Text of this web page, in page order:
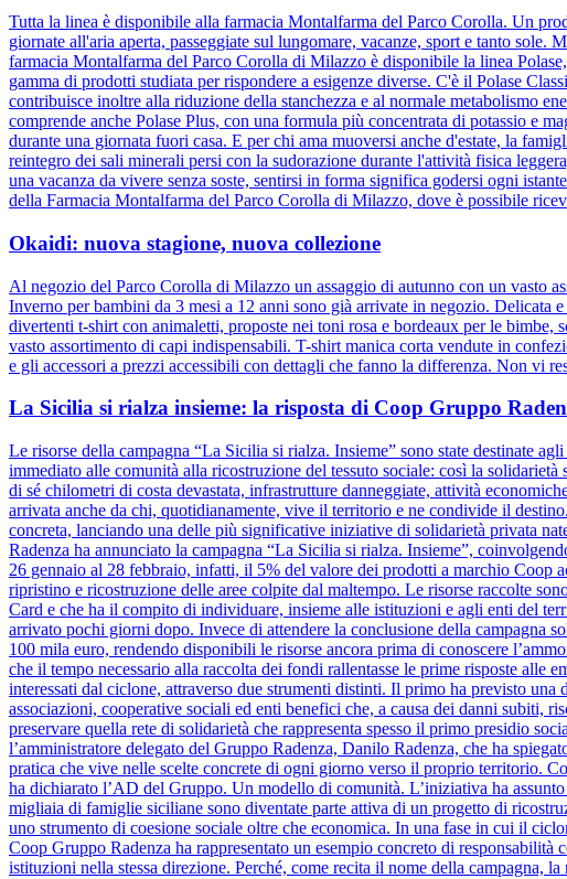
Tutta la linea è disponibile alla farmacia Montalfarma del Parco Corolla. Un
giornate all'aria aperta, passeggiate sul lungomare, vacanze, sport e tanto
farmacia Montalfarma del Parco Corolla di Milazzo è disponibile la linea
gamma di prodotti studiata per rispondere a esigenze diverse. C'è il Polase
contribuisce inoltre alla riduzione della stanchezza e al normale metabolismo
comprende anche Polase Plus, con una formula più concentrata di potassio e
durante una giornata fuori casa. E per chi ama muoversi anche d'estate, la
reintegro dei sali minerali persi con la sudorazione durante l'attività fisica
una vacanza da vivere senza soste, sentirsi in forma significa godersi ogni
della Farmacia Montalfarma del Parco Corolla di Milazzo, dove è possibile
Okaidi: nuova stagione, nuova collezione
Al negozio del Parco Corolla di Milazzo un assaggio di autunno con un vasto
Inverno per bambini da 3 mesi a 12 anni sono già arrivate in negozio.
divertenti t-shirt con animaletti, proposte nei toni rosa e bordeaux per le
vasto assortimento di capi indispensabili. T-shirt manica corta vendute in
e gli accessori a prezzi accessibili con dettagli che fanno la differenza. Non vi
La Sicilia si rialza insieme: la risposta di Coop Gruppo
Le risorse della campagna “La Sicilia si rialza. Insieme” sono state destinate
immediato alle comunità alla ricostruzione del tessuto sociale: così la
di sé chilometri di costa devastata, infrastrutture danneggiate, attività
arrivata anche da chi, quotidianamente, vive il territorio e ne condivide il
concreta, lanciando una delle più significative iniziative di solidarietà privata
Radenza ha annunciato la campagna “La Sicilia si rialza. Insieme”,
26 gennaio al 28 febbraio, infatti, il 5% del valore dei prodotti a marchio Coop
ripristino e ricostruzione delle aree colpite dal maltempo. Le risorse raccolte
Card e che ha il compito di individuare, insieme alle istituzioni e agli enti del
arrivato pochi giorni dopo. Invece di attendere la conclusione della campagna
100 mila euro, rendendo disponibili le risorse ancora prima di conoscere
che il tempo necessario alla raccolta dei fondi rallentasse le prime risposte alle
interessati dal ciclone, attraverso due strumenti distinti. Il primo ha previsto
associazioni, cooperative sociali ed enti benefici che, a causa dei danni subiti,
preservare quella rete di solidarietà che rappresenta spesso il primo presidio
l’amministratore delegato del Gruppo Radenza, Danilo Radenza, che ha
pratica che vive nelle scelte concrete di ogni giorno verso il proprio territorio.
ha dichiarato l’AD del Gruppo. Un modello di comunità. L’iniziativa ha
migliaia di famiglie siciliane sono diventate parte attiva di un progetto di
uno strumento di coesione sociale oltre che economica. In una fase in cui il
Coop Gruppo Radenza ha rappresentato un esempio concreto di
istituzioni nella stessa direzione. Perché, come recita il nome della campagna,